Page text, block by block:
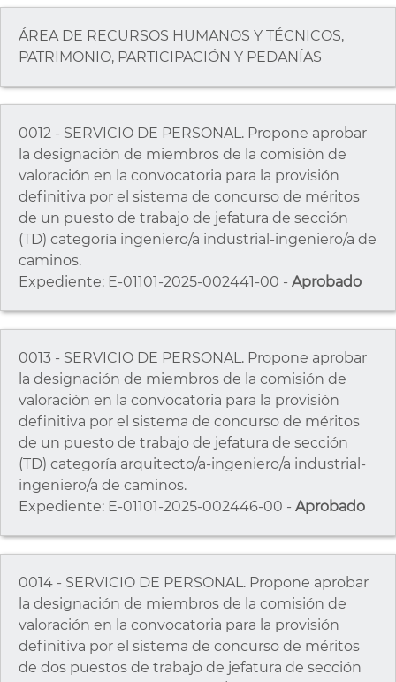
ÁREA DE RECURSOS HUMANOS Y TÉCNICOS,
PATRIMONIO, PARTICIPACIÓN Y PEDANÍAS
0012 - SERVICIO DE PERSONAL. Propone aprobar
la designación de miembros de la comisión de
valoración en la convocatoria para la provisión
definitiva por el sistema de concurso de méritos
de un puesto de trabajo de jefatura de sección
(TD) categoría ingeniero/a industrial-ingeniero/a de
caminos.
Expediente: E-01101-2025-002441-00 - Aprobado
0013 - SERVICIO DE PERSONAL. Propone aprobar
la designación de miembros de la comisión de
valoración en la convocatoria para la provisión
definitiva por el sistema de concurso de méritos
de un puesto de trabajo de jefatura de sección
(TD) categoría arquitecto/a-ingeniero/a industrial-
ingeniero/a de caminos.
Expediente: E-01101-2025-002446-00 - Aprobado
0014 - SERVICIO DE PERSONAL. Propone aprobar
la designación de miembros de la comisión de
valoración en la convocatoria para la provisión
definitiva por el sistema de concurso de méritos
de dos puestos de trabajo de jefatura de sección